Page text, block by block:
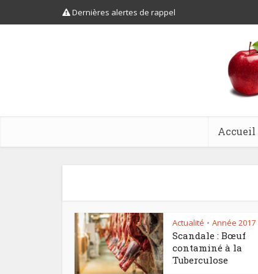
Dernières alertes de rappel
Accueil
Actualité • Année 2017
Scandale : Bœuf
contaminé à la
Tuberculose